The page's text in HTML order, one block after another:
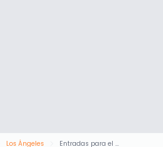
Los Ángeles Entradas para el Museo del Acorazado USS Iowa